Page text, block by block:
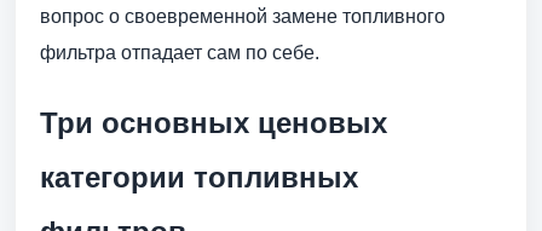
вопрос о своевременной замене топливного
фильтра отпадает сам по себе.
Три основных ценовых
категории топливных